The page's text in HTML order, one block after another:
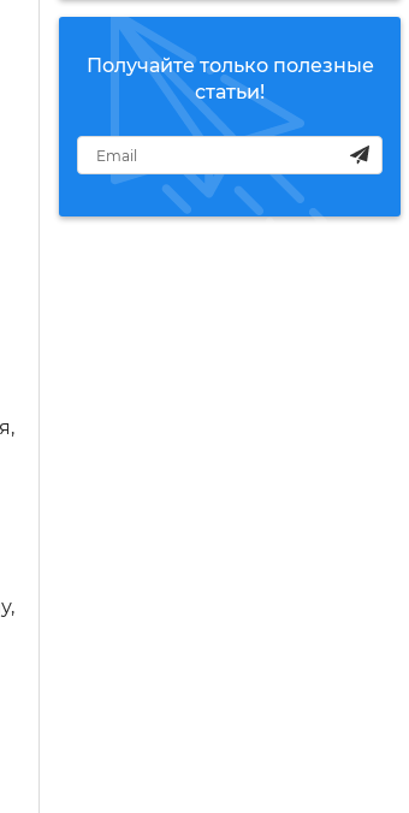
Получайте только полезные
статьи!